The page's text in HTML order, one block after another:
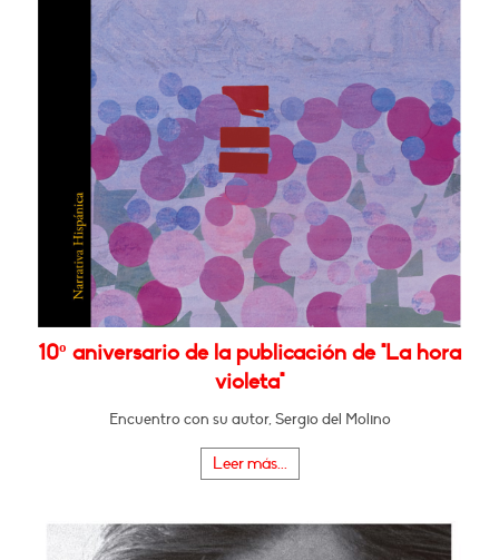
10º aniversario de la publicación de "La hora
violeta"
Encuentro con su autor, Sergio del Molino
Leer más...